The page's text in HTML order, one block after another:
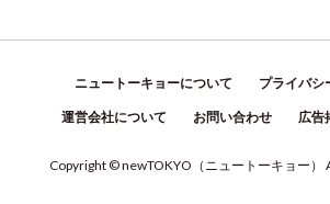
ニュートーキョーについて プライバシ
運営会社について お問い合わせ 広告
Copyright © newTOKYO （ ニュートーキョー ）